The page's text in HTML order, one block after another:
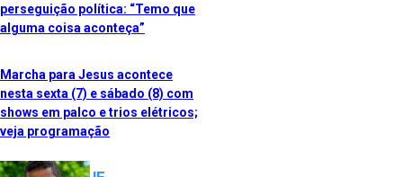
perseguição política: “Temo que
alguma coisa aconteça”
Marcha para Jesus acontece
nesta sexta (7) e sábado (8) com
shows em palco e trios elétricos;
veja programação